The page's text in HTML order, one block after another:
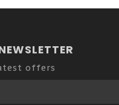
offers